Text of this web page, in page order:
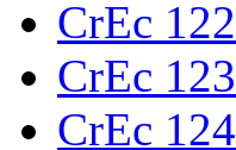
CrEc 122
CrEc 123
CrEc 124